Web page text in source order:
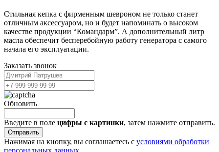
Стильная кепка с фирменным шевроном не только станет
отличным аксессуаром, но и будет напоминать о высоком
качестве продукции “Командарм”. А дополнительный литр
масла обеспечит бесперебойную работу генератора с самого
начала его эксплуатации.
Заказать звонок
Обновить
Введите в поле цифры c картинки, затем нажмите отправить.
Отправить
Нажимая на кнопку, вы соглашаетесь с условиями обработки
персональных данных